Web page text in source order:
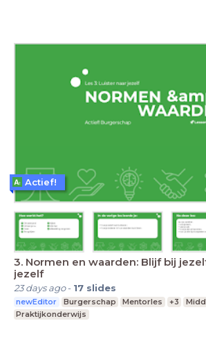
3. Normen en waarden: Blijf bij
jezelf
23 days ago- 17 slides
newEditor Burgerschap Mentorles +3
Praktijkonderwijs
Actief!